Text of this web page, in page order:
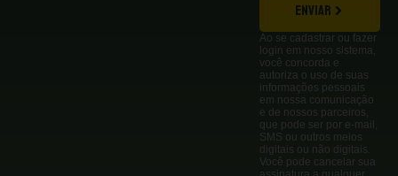
ENVIAR
Ao se cadastrar ou fazer
login em nosso sistema,
você concorda e
autoriza o uso de suas
informações pessoais
em nossa comunicação
e de nossos parceiros,
que pode ser por e-mail,
SMS ou outros meios
digitais ou não digitais.
Você pode cancelar sua